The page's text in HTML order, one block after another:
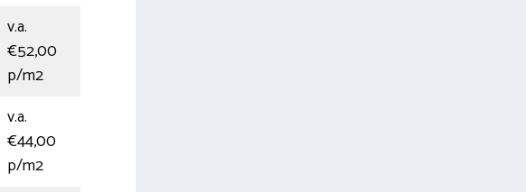
v.a.
€52,00
p/m2
v.a.
€44,00
p/m2